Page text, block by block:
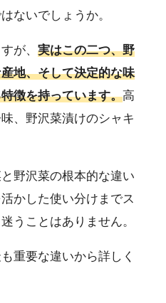
ないでしょうか。
が、 実はこの二つ、野
地、そして決定的な味
徴を持っています。高
、野沢菜漬けのシャキ
野沢菜の根本的な違い
かした使い分けまでス
うことはありません。
重要な違いから詳しく